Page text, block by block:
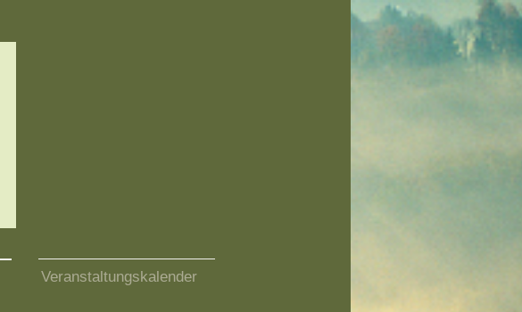
Veranstaltungskalender